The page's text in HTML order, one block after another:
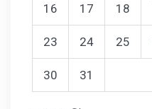
16 17 18
23 24 25
30 31